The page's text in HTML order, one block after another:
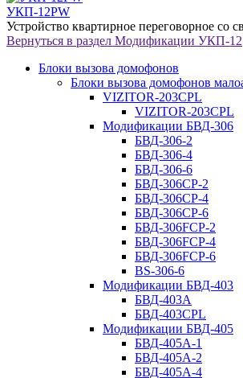
УКП-12PW
Устройство квартирное переговорное
Вернуться в раздел Модификации УКП-12
Блоки вызова домофонов
Блоки вызова домофонов
VIZITOR-203CPL
VIZITOR-203CPL
Модификации БВД-306
БВД-306-2
БВД-306-4
БВД-306-6
БВД-306CP-2
БВД-306CP-4
БВД-306CP-6
БВД-306FCP-2
БВД-306FCP-4
БВД-306FCP-6
BS-306-6
Модификации БВД-403
БВД-403A
БВД-403CPL
Модификации БВД-405
БВД-405А-1
БВД-405А-2
БВД-405А-4